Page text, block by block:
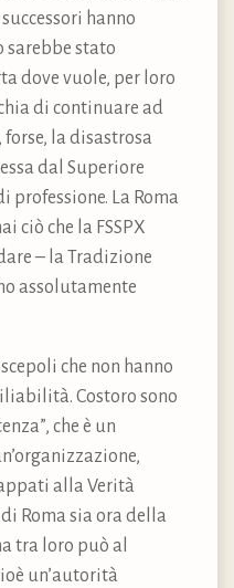
hanno
sarebbe stato
dove vuole, per loro
di continuare ad
forse, la disastrosa
dal Superiore
professione. La Roma
ciò che la FSSPX
– la Tradizione
assolutamente
che non hanno
Costoro sono
che è un
alla Verità
Roma sia ora della
tra loro può al
un’autorità